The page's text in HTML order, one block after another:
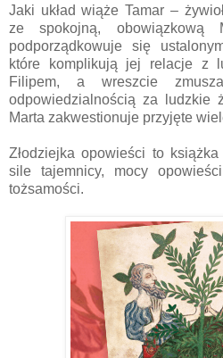
Jaki układ wiąże Tamar –
ze spokojną, obowiązkową
podporządkowuje się
które komplikują jej relacje z
Filipem, a wreszcie
odpowiedzialnością za ludzkie
Marta zakwestionuje przyjęte
Złodziejka opowieści to
sile tajemnicy, mocy
tożsamości.